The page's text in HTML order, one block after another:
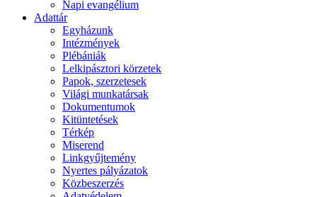
Napi evangélium
Adattár
Egyházunk
Intézmények
Plébániák
Lelkipásztori körzetek
Papok, szerzetesek
Világi munkatársak
Dokumentumok
Kitüntetések
Térkép
Miserend
Linkgyűjtemény
Nyertes pályázatok
Közbeszerzés